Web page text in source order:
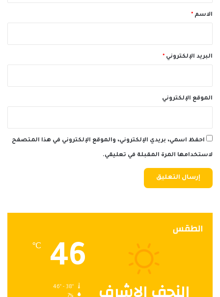
*الاسم *
البريد الإلكتروني *
الموقع الإلكتروني
احفظ اسمي، بريدي الإلكتروني، والموقع الإلكتروني في هذا المتصفح
لاستخدامها المرة المقبلة في تعليقي.
الطقس
46
℃